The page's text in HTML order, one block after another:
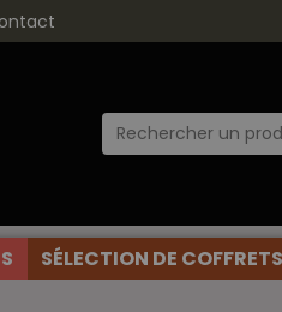
SÉLECTION DE